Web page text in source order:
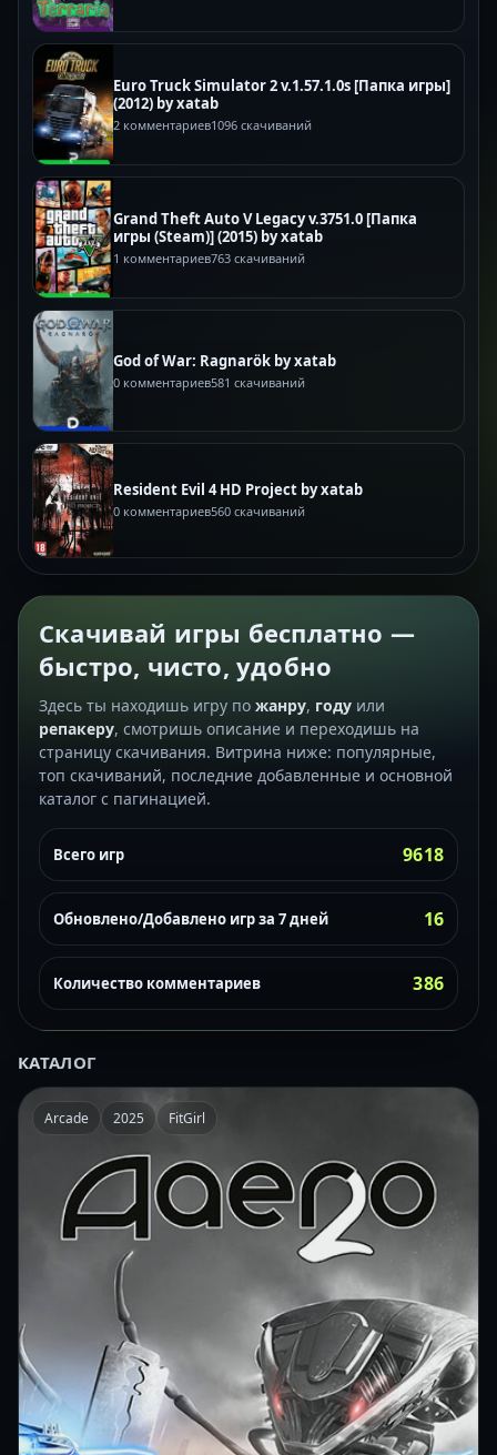
Euro Truck Simulator 2 v.1.57.1.0s [Папка игры]
(2012) by xatab
2 комментариев1096 скачиваний
Grand Theft Auto V Legacy v.3751.0 [Папка
игры (Steam)] (2015) by xatab
1 комментариев763 скачиваний
God of War: Ragnarök by xatab
0 комментариев581 скачиваний
Resident Evil 4 HD Project by xatab
0 комментариев560 скачиваний
Скачивай игры бесплатно —
быстро, чисто, удобно
Здесь ты находишь игру по жанру, году или
репакеру, смотришь описание и переходишь на
страницу скачивания. Витрина ниже: популярные,
топ скачиваний, последние добавленные и основной
каталог с пагинацией.
Всего игр 9618
Обновлено/Добавлено игр за 7 дней 16
Количество комментариев 386
КАТАЛОГ
Arcade 2025 FitGirl